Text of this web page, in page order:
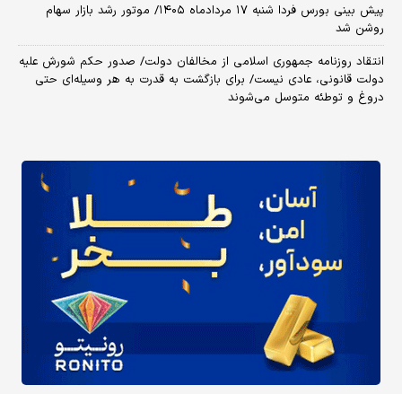
پیش بینی بورس فردا شنبه ۱۷ مردادماه ۱۴۰۵/ موتور رشد بازار سهام
روشن شد
انتقاد روزنامه جمهوری اسلامی از مخالفان دولت/ صدور حکم شورش علیه
دولت قانونی، عادی نیست/ برای بازگشت به قدرت به هر وسیله‌ای حتی
دروغ و توطئه متوسل می‌شوند